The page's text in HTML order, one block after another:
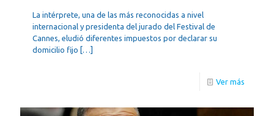
La intérprete, una de las más reconocidas a nivel
internacional y presidenta del jurado del Festival de
Cannes, eludió diferentes impuestos por declarar su
domicilio fijo […]
Ver más